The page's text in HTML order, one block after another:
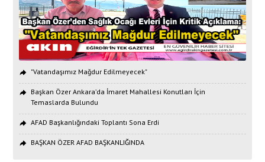
"Vatandaşımız Mağdur Edilmeyecek"
Başkan Özer Ankara’da İmaret Mahallesi Konutları İçin
Temaslarda Bulundu
AFAD Başkanlığındaki Toplantı Sona Erdi
BAŞKAN ÖZER AFAD BAŞKANLIĞINDA